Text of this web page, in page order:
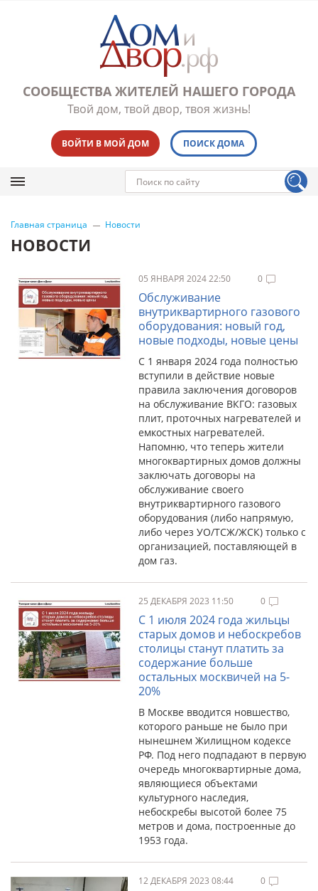
СООБЩЕСТВА ЖИТЕЛЕЙ НАШЕГО ГОРОДА
Твой дом, твой двор, твоя жизнь!
ВОЙТИ В МОЙ ДОМ ПОИСК ДОМА
Главная страница Новости
НОВОСТИ
05 ЯНВАРЯ 2024 22:50 0
Обслуживание
внутриквартирного газового
оборудования: новый год,
новые подходы, новые цены
С 1 января 2024 года полностью
вступили в действие новые
правила заключения договоров
на обслуживание ВКГО: газовых
плит, проточных нагревателей и
емкостных нагревателей.
Напомню, что теперь жители
многоквартирных домов должны
заключать договоры на
обслуживание своего
внутриквартирного газового
оборудования (либо напрямую,
либо через УО/ТСЖ/ЖСК) только с
организацией, поставляющей в
дом газ.
25 ДЕКАБРЯ 2023 11:50 0
С 1 июля 2024 года жильцы
старых домов и небоскребов
столицы станут платить за
содержание больше
остальных москвичей на 5-
20%
В Москве вводится новшество,
которого раньше не было при
нынешнем Жилищном кодексе
РФ. Под него подпадают в первую
очередь многоквартирные дома,
являющиеся объектами
культурного наследия,
небоскребы высотой более 75
метров и дома, построенные до
1953 года.
12 ДЕКАБРЯ 2023 08:44 0